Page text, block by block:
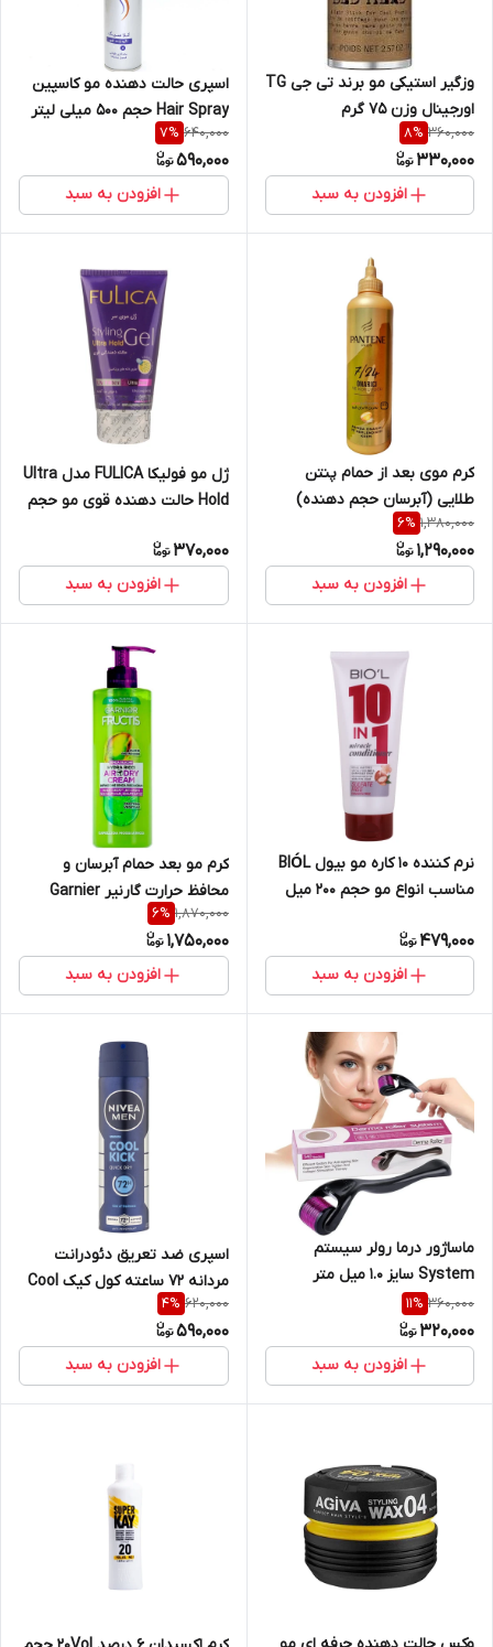
وزگیر استیکی مو برند تی جی TG
اورجینال وزن ۷۵ گرم
360,000
8%
330,000
افزودن به سبد
اسپری حالت دهنده مو کاسپین
Hair Spray حجم 500 میلی لیتر
640,000
7%
590,000
افزودن به سبد
کرم موی بعد از حمام پنتن
طلایی (آبرسان حجم دهنده)
سری PRO-V حجم 300 میل
1,380,000
6%
1,290,000
افزودن به سبد
ژل مو فولیکا FULICA مدل Ultra
Hold حالت دهنده قوی مو حجم
370,000
افزودن به سبد
نرم کننده ۱۰ کاره مو بیول BIÓL
مناسب انواع مو حجم ۲۰۰ میل
479,000
افزودن به سبد
کرم مو بعد حمام آبرسان و
محافظ حرارت گارنیر Garnier
مخصوص موهای فر و مجعد
حجم 400 میل
1,870,000
6%
1,750,000
افزودن به سبد
ماساژور درما رولر سیستم
System سایز ۱.۰ میل متر
360,000
11%
320,000
افزودن به سبد
اسپری ضد تعریق دئودرانت
مردانه 72 ساعته کول کیک Cool
Nivea Fresh active Deodorant
620,000
4%
590,000
افزودن به سبد